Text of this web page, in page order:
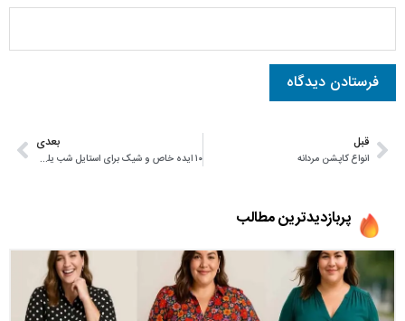
قبل
انواع کاپشن مردانه
بعدی
۱۰ ایده خاص و شیک برای استایل شب یلدا ۱۴۰۴
پربازدیدترین مطالب